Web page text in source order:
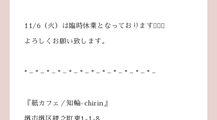
11/6（火）は臨時休業となっております🙇🏼‍♀️
よろしくお願い致します。
* – * – * – * – * – * – * – * – * – * – * – * –
『紙カフェ／知輪-chirin』
堺市堺区綾之町東1-1-8